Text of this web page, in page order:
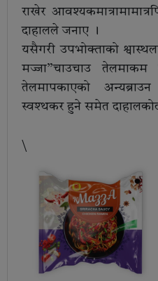
राखेर
दाहालले जनाए ।
यसैगरी उपभोक्ताको
मज्जा”चाउचाउ तेलमाकम
तेलमापकाएको
स्वश्थकर हुने समेत
\